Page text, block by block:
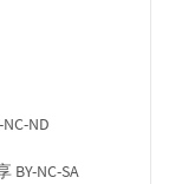
ND
NC-SA